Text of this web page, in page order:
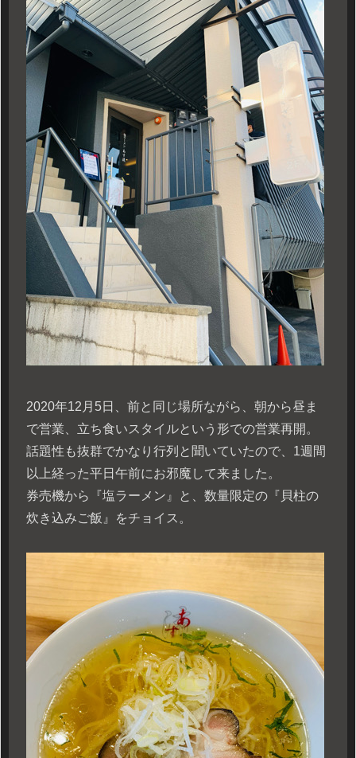
2020年12月5日、前と同じ場所ながら、朝から昼ま
で営業、立ち食いスタイルという形での営業再開。
話題性も抜群でかなり行列と聞いていたので、1週間
以上経った平日午前にお邪魔して来ました。
券売機から『塩ラーメン』と、数量限定の『貝柱の
炊き込みご飯』をチョイス。